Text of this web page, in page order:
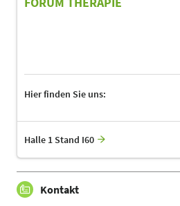
Hier finden Sie uns:
Halle 1 Stand I60
Kontakt